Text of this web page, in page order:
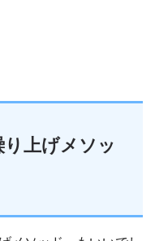
上げメソッ